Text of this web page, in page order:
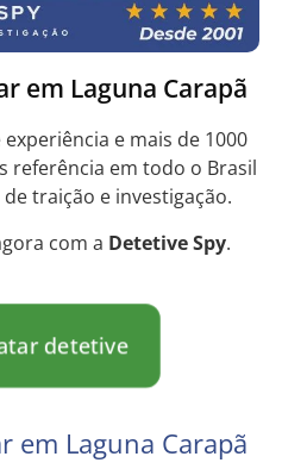
em Laguna Carapã
e mais de 1000
referência em todo o Brasil
traição e investigação.
com a Detetive Spy.
detetive
em Laguna Carapã